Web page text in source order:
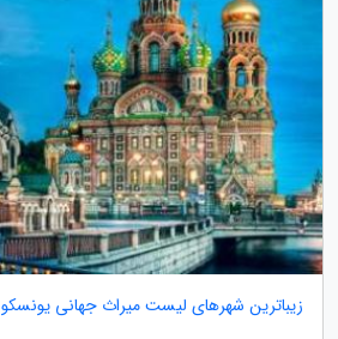
زیباترین شهرهای لیست میراث جهانی یونسکو